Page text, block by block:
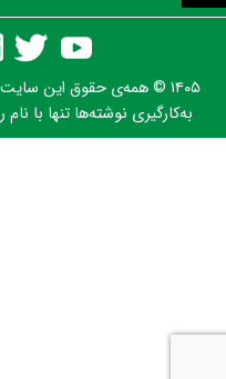
۱۴۰۵ © همه‌ی حقوق این
به‌کارگیری نوشته‌ها تنها با